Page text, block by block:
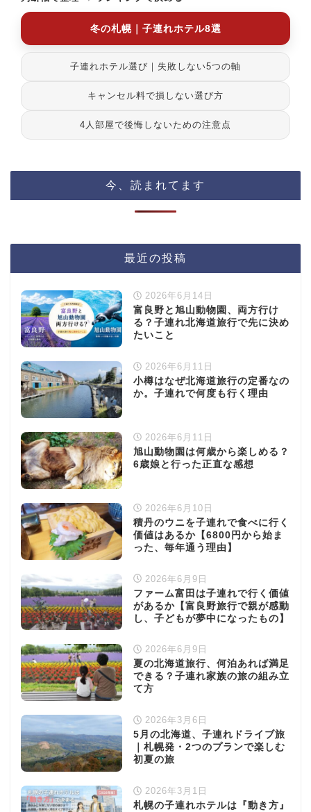
冬の札幌｜子連れホテル8選
子連れホテル選び｜失敗しない5つの軸
キャンセル料で損しない選び方
4人部屋で後悔しないための注意点
今、読まれてます
最近の投稿
2026年6月14日
富良野と旭山動物園、両方行け
る？子連れ北海道旅行で先に決め
たいこと
2026年6月11日
小樽はなぜ北海道旅行の定番なの
か。子連れで何度も行く理由
2026年6月11日
旭山動物園は何歳から楽しめる？
6歳娘と行った正直な感想
2026年6月10日
積丹のウニを子連れで食べに行く
価値はあるか【6800円から始ま
った、毎年通う理由】
2026年6月9日
ファーム富田は子連れで行く価値
があるか【富良野旅行で親が感動
し、子どもが夢中になったもの】
2026年6月9日
夏の北海道旅行、何泊あれば満足
できる？子連れ家族の旅の組み立
て方
2026年3月6日
5月の北海道、子連れドライブ旅
｜札幌発・2つのプランで楽しむ
初夏の旅
2026年3月1日
札幌の子連れホテルは『動き方』